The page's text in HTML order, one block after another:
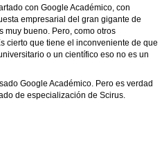
con Google Académico, con
empresarial del gran gigante de
muy bueno. Pero, como otros
cierto que tiene el inconveniente de que
o un científico eso no es un
Google Académico. Pero es verdad
de especialización de Scirus.